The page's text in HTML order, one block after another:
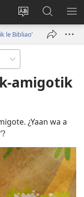
Kʼex
u
idiomail
Ooken
cuenta
new
Kaaxan
teʼ
jw.org
le Bibliaoʼ
k-amigotik
¿Yaan wa a